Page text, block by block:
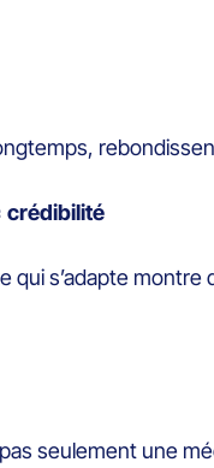
crédibilité
qui s’adapte
pas seulement une